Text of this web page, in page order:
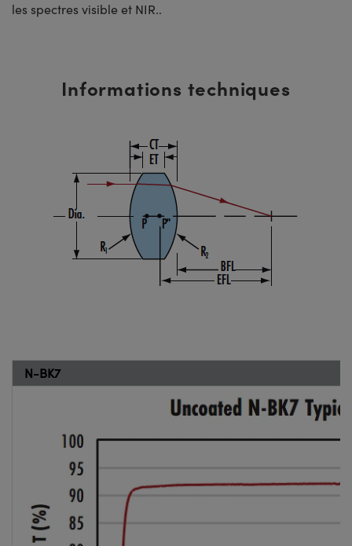
les spectres visible et NIR..
Informations techniques
N-BK7